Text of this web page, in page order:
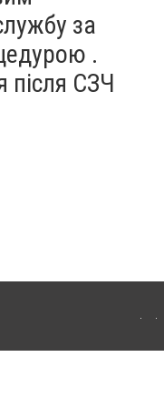
за
.
після СЗЧ